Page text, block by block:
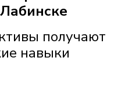
получают
навыки